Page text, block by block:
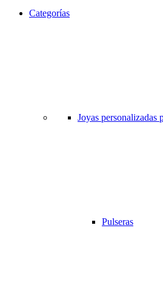
Categorías
Joyas personalizadas
Pulseras